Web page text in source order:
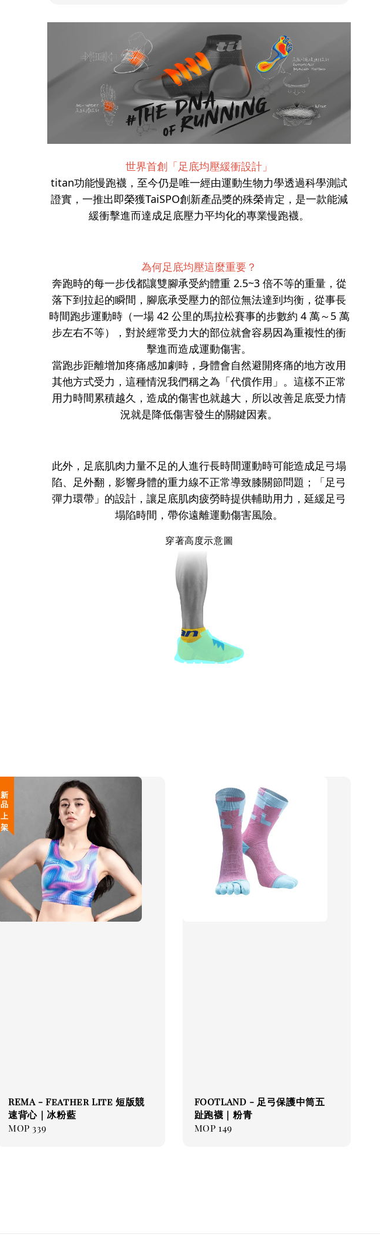
世界首創「足底均壓緩衝設計」
titan功能慢跑襪，至今仍是唯一經由運動生物力學透過科學測試
證實，一推出即榮獲TaiSPO創新產品獎的殊榮肯定，是一款能減
緩衝擊進而達成足底壓力平均化的專業慢跑襪。
為何足底均壓這麼重要？
奔跑時的每一步伐都讓雙腳承受約體重 2.5~3 倍不等的重量，從
落下到拉起的瞬間，腳底承受壓力的部位無法達到均衡，從事長
時間跑步運動時（一場 42 公里的馬拉松賽事的步數約 4 萬～5 萬
步左右不等），對於經常受力大的部位就會容易因為重複性的衝
擊進而造成運動傷害。
當跑步距離增加疼痛感加劇時，身體會自然避開疼痛的地方改用
其他方式受力，這種情況我們稱之為「代償作用」。這樣不正常
用力時間累積越久，造成的傷害也就越大，所以改善足底受力情
況就是降低傷害發生的關鍵因素。
此外，足底肌肉力量不足的人進行長時間運動時可能造成足弓塌
陷、足外翻，影響身體的重力線不正常導致膝關節問題；「足弓
彈力環帶」的設計，讓足底肌肉疲勞時提供輔助用力，延緩足弓
塌陷時間，帶你遠離運動傷害風險。
穿著高度示意圖
新 品 上 架
REMA - Feather Lite 短版競
速背心｜冰粉藍
Regular
MOP 339
FOOTLAND - 足弓保護中筒五
趾跑襪｜粉青
Regular
MOP 149